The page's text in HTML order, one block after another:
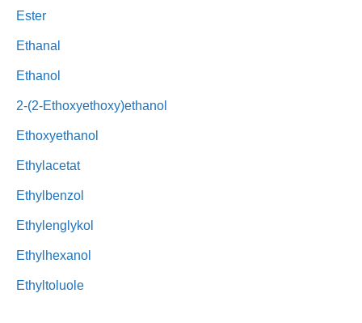
Ester
Ethanal
Ethanol
2-(2-Ethoxyethoxy)ethanol
Ethoxyethanol
Ethylacetat
Ethylbenzol
Ethylenglykol
Ethylhexanol
Ethyltoluole